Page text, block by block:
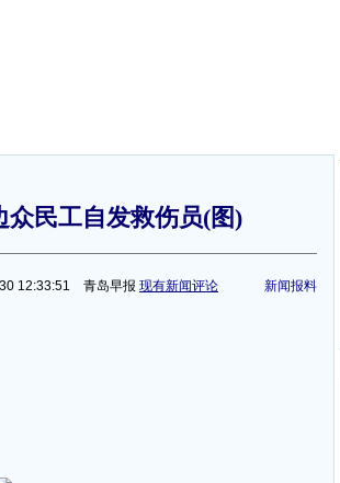
民工自发救伤员(图)
12:33:51 青岛早报 现有新闻评论 新闻报料